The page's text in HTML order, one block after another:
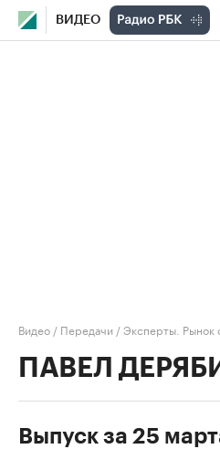
ВИДЕО
Видео / Передачи /Эксперты. Рынок
ПАВЕЛ
Выпуск за 25